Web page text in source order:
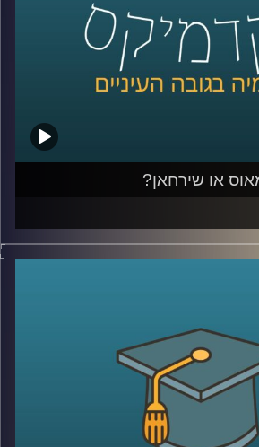
על מאפייני התיירים
בתיבול חוויותיו האישיות
הדרכת טיולים ברחבי
או שירחאן?
פישלר לגיל מרקוביץ נסוב
השפיעה על התכנים, הצבעים,
המוצרים הנלווים לסרטים
העתיד הורוד והאופטימי
יש אומרים שוולט דיסני היה
נרקסיסט, שובניסט ואנטישמי.